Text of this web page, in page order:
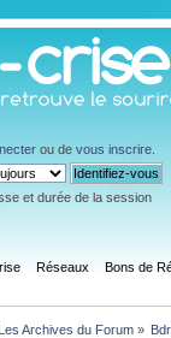
ou de vous inscrire
et durée de la session
Réseaux Bons de
Les Archives du Forum»